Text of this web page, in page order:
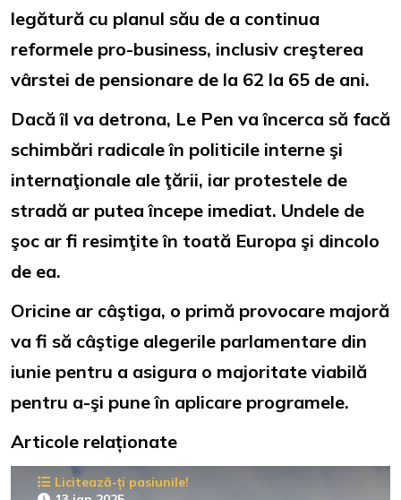
legătură cu planul său de a continua
reformele pro-business, inclusiv creşterea
vârstei de pensionare de la 62 la 65 de ani.
Dacă îl va detrona, Le Pen va încerca să facă
schimbări radicale în politicile interne şi
internaţionale ale ţării, iar protestele de
stradă ar putea începe imediat. Undele de
şoc ar fi resimţite în toată Europa şi dincolo
de ea.
Oricine ar câştiga, o primă provocare majoră
va fi să câştige alegerile parlamentare din
iunie pentru a asigura o majoritate viabilă
pentru a-şi pune în aplicare programele.
Articole relaționate
Licitează-ți pasiunile!